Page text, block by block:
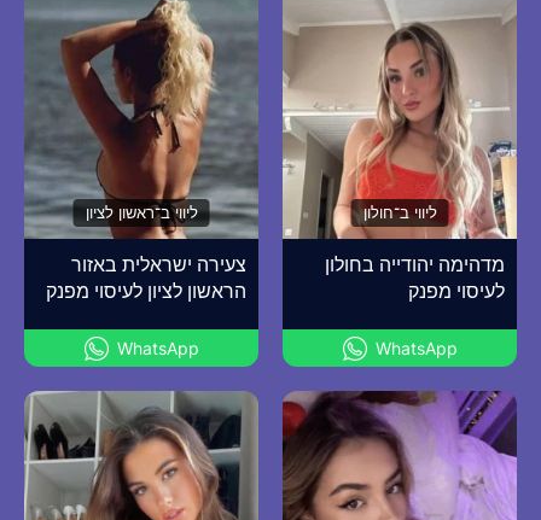
ליווי ב־חולון
מדהימה יהודייה בחולון
לעיסוי מפנק
WhatsApp
ליווי ב־ראשון לציון
צעירה ישראלית באזור
הראשון לציון לעיסוי מפנק
WhatsApp